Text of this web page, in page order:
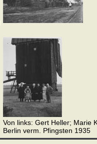
Von links: Gert Heller; Marie
Berlin verm. Pfingsten 1935